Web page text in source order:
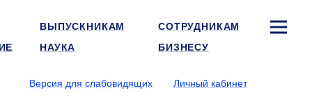
ВЫПУСКНИКАМ
СОТРУДНИКАМ
НАУКА БИЗНЕСУ
Версия для слабовидящих Личный кабинет